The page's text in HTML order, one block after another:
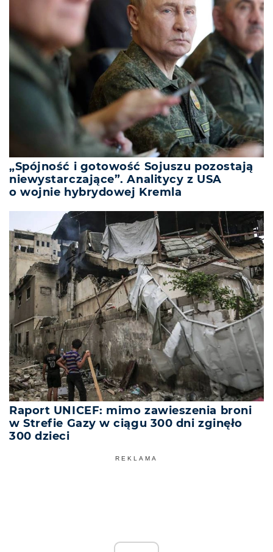
„Spójność i gotowość Sojuszu pozostają
niewystarczające”. Analitycy z USA
o wojnie hybrydowej Kremla
Raport UNICEF: mimo zawieszenia broni
w Strefie Gazy w ciągu 300 dni zginęło
300 dzieci
REKLAMA